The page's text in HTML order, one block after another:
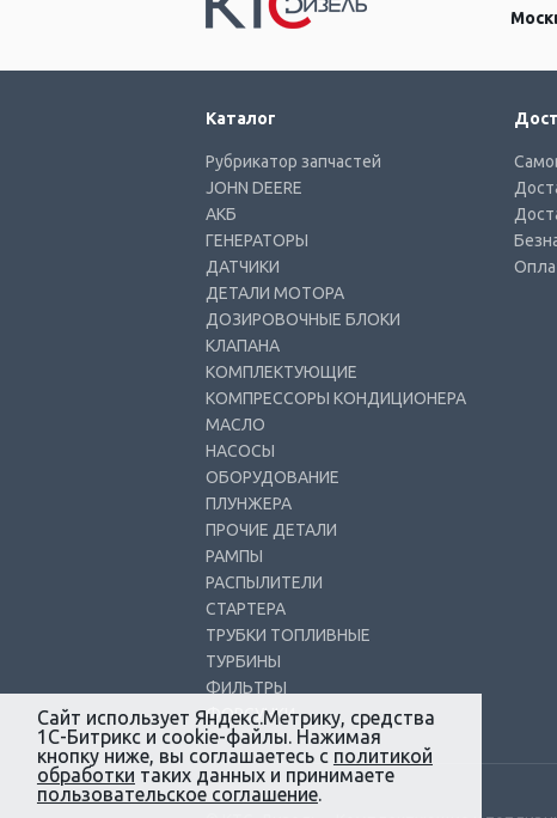
Каталог
Рубрикатор запчастей
JOHN DEERE
АКБ
ГЕНЕРАТОРЫ
ДАТЧИКИ
ДЕТАЛИ МОТОРА
ДОЗИРОВОЧНЫЕ БЛОКИ
КЛАПАНА
КОМПЛЕКТУЮЩИЕ
КОМПРЕССОРЫ КОНДИЦИОНЕРА
МАСЛО
НАСОСЫ
ОБОРУДОВАНИЕ
ПЛУНЖЕРА
ПРОЧИЕ ДЕТАЛИ
РАМПЫ
РАСПЫЛИТЕЛИ
СТАРТЕРА
ТРУБКИ ТОПЛИВНЫЕ
ТУРБИНЫ
ФИЛЬТРЫ
ФОРСУНКИ
Сайт использует Яндекс.Метрику, средства
1С-Битрикс и cookie-файлы. Нажимая
кнопку ниже, вы соглашаетесь с политикой
обработки таких данных и принимаете
пользовательское соглашение.